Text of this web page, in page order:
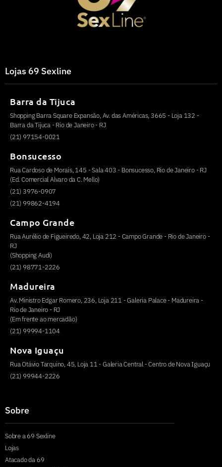
Lojas 69 Sexline
Barra da Tijuca
Shopping Barra Square Expansão, Av. das Américas, 3665 - Loja 132 -
Barra da Tijuca - Rio de Janeiro - RJ
(21) 97154-0021
Bonsucesso
Rua Cardoso de Morais, 145 - Sala 403 - Bonsucesso, Rio de Janeiro - RJ
(Ed. Comercial Alvaro da C. Mello)
(21) 3976-0907
(21) 99862-4194
Campo Grande
Rua Aurélio de Figueiredo, 42, Loja 212 - Campo Grande - Rio de Janeiro -
RJ
(Shopping Audi)
(21) 98771-2226
Madureira
Av. Ministro Edgar Romero, 236, Loja 211 - Galeria Palace - Madureira -
Rio de Janeiro - RJ
(Em frente ao mercadão)
(21) 99994-1104
Nova Iguaçu
Rua Otávio Tarquino, 45, Loja 11 - Galeria Central - Centro de Nova Iguaçu
(21) 99944-2226
Sobre
Sobre a 69 Sexline
Lojas
Atacado da 69